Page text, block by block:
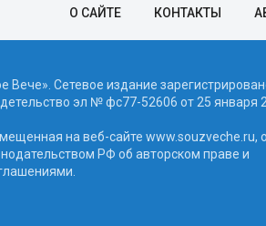
О САЙТЕ КОНТАКТЫ
Вече». Сетевое издание
эл № фc77-52606 от 25 января
на веб-сайте www.souzveche.ru,
РФ об авторском праве и